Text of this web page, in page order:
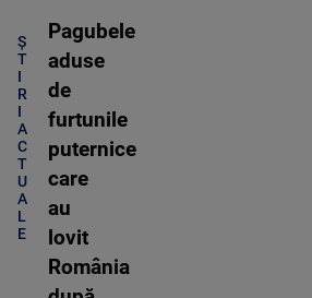
Ș
T
I
R
I
A
C
T
U
A
L
E
Pagubele
aduse
de
furtunile
puternice
care
au
lovit
România